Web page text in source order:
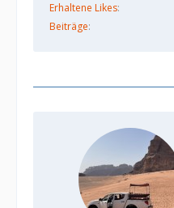
Erhaltene Likes
Beiträge